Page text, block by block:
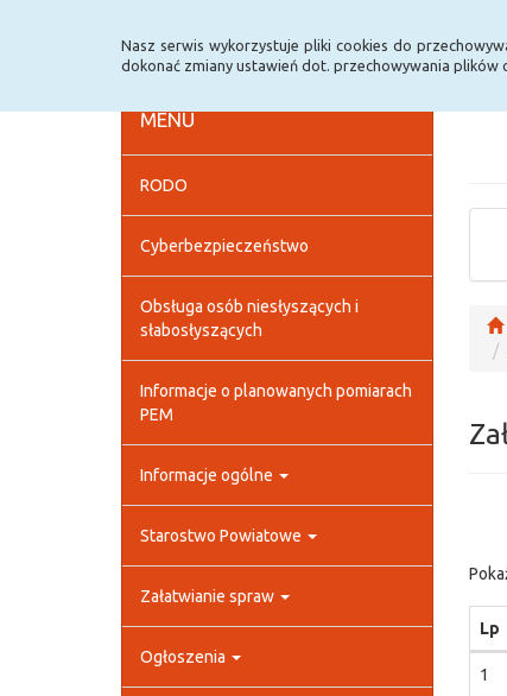
Nasz serwis wykorzystuje pliki cookies do
dokonać zmiany ustawień dot. przechowywania plików
MENU
RODO
Cyberbezpieczeństwo
Obsługa osób niesłyszących i
słabosłyszących
Informacje o planowanych pomiarach
PEM
Informacje ogólne
Starostwo Powiatowe
Załatwianie spraw
Ogłoszenia
Lp
1